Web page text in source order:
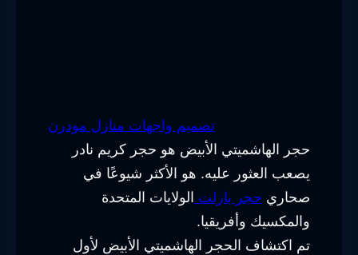
تصميم واجهات منازل مودرن
حجر الهاشميتي الأبيض هو حجر كريم نادر
يصعب العثور عليه. هو الأكثر شيوعًا في
صحاري حجر بازلت الولايات المتحدة
والمكسيك وأفريقيا.
تم اكتشاف الحجر الهاشميتي الأبيض لأول